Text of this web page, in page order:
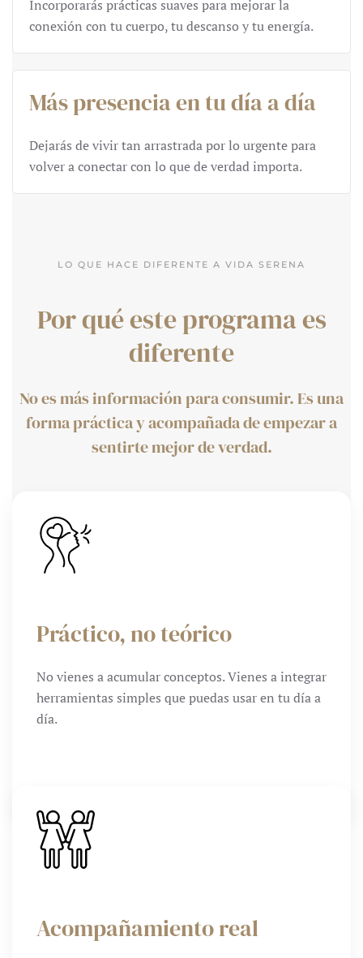
Incorporarás prácticas suaves para mejorar la
conexión con tu cuerpo, tu descanso y tu energía.
Más presencia en tu día a día
Dejarás de vivir tan arrastrada por lo urgente para
volver a conectar con lo que de verdad importa.
LO QUE HACE DIFERENTE A VIDA SERENA
Por qué este programa es
diferente
No es más información para consumir. Es una
forma práctica y acompañada de empezar a
sentirte mejor de verdad.
Práctico, no teórico
No vienes a acumular conceptos. Vienes a integrar
herramientas simples que puedas usar en tu día a
día.
Acompañamiento real